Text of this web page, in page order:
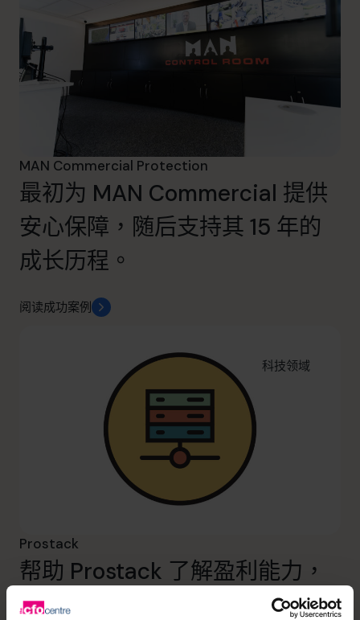
MAN Commercial Protection
最初为 MAN Commercial 提供
安心保障，随后支持其 15 年的
成长历程。
阅读成功案例
科技领域
Prostack
帮助 Prostack 了解盈利能力，
进行战略思考，并抓住增长机